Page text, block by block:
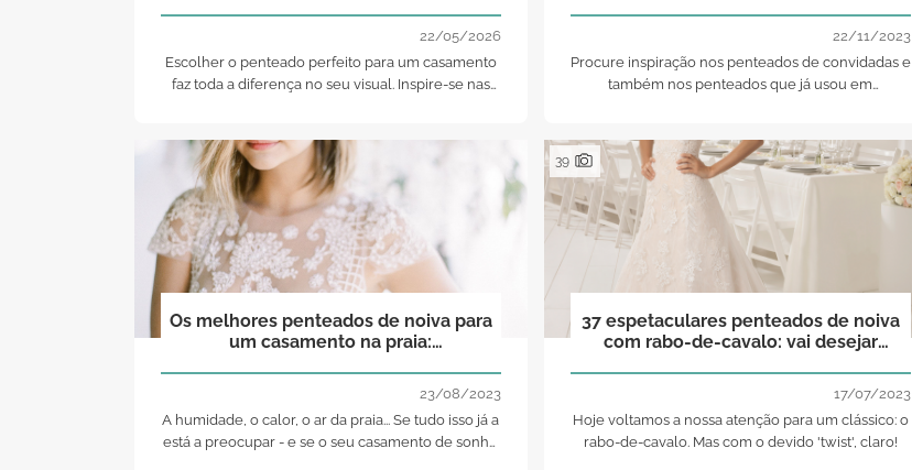
22/05/2026
Escolher o penteado perfeito para um casamento
faz toda a diferença no seu visual. Inspire-se nas
22/11/2023
Procure inspiração nos penteados de convidadas e
também nos penteados que já usou em
Os melhores penteados de noiva para
um casamento na praia:
23/08/2023
A humidade, o calor, o ar da praia... Se tudo isso já a
está a preocupar - e se o seu casamento de sonho
37 espetaculares penteados de noiva
com rabo-de-cavalo: vai desejar
17/07/2023
Hoje voltamos a nossa atenção para um clássico: o
rabo-de-cavalo. Mas com o devido 'twist', claro!
39